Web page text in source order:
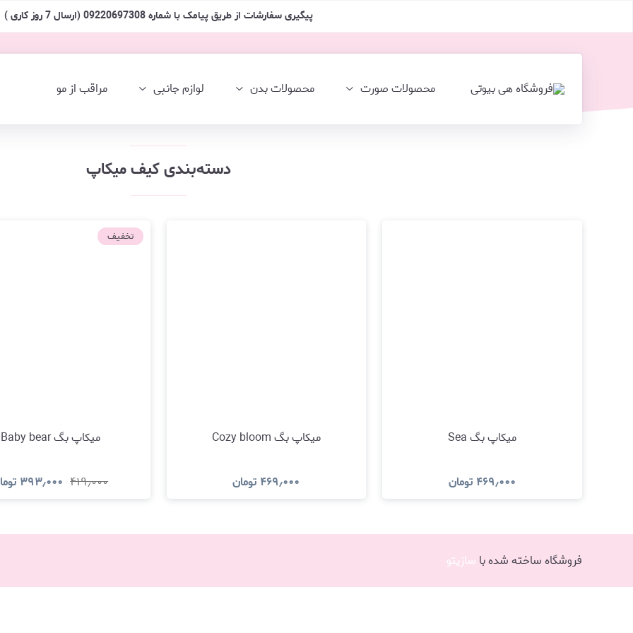
پیگیری سفارشات از طریق پیامک با شماره 09220697308 (ارسال 7 روز کاری )
محصولات صورت محصولات بدن لوازم جانبی مراقب از مو
دسته‌بندی کیف میکاپ
میکاپ بگ Sea
۴۶۹٫۰۰۰ تومان
میکاپ بگ Cozy bloom
۴۶۹٫۰۰۰ تومان
تخفیف
میکاپ بگ Baby bear
۴۱۹٫۰۰۰ ۳۹۳٫۰۰۰
فروشگاه ساخته شده با سازیتو